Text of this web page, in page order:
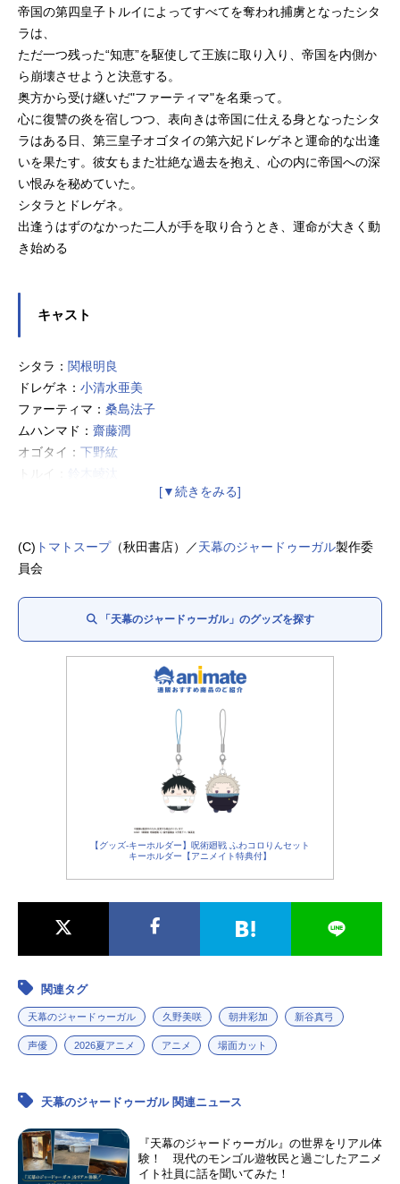
帝国の第四皇子トルイによってすべてを奪われ捕虜となったシタ
ラは、
ただ一つ残った“知恵”を駆使して王族に取り入り、帝国を内側か
ら崩壊させようと決意する。
奥方から受け継いだ"ファーティマ"を名乗って。
心に復讐の炎を宿しつつ、表向きは帝国に仕える身となったシタ
ラはある日、第三皇子オゴタイの第六妃ドレゲネと運命的な出逢
いを果たす。彼女もまた壮絶な過去を抱え、心の内に帝国への深
い恨みを秘めていた。
シタラとドレゲネ。
出逢うはずのなかった二人が手を取り合うとき、運命が大きく動
き始める
キャスト
シタラ： 関根明良
ドレゲネ： 小清水亜美
ファーティマ： 桑島法子
ムハンマド： 齋藤潤
オゴタイ： 下野紘
トルイ：
野島健児
キルギスタニ：新谷真弓
チンギス・カン：玉鷲関
モンゴル兵士：玉正鳳関
(C) トマトスープ（秋田書店）／天幕のジャードゥーガル製作委
員会
「天幕のジャードゥーガル」のグッズを探す
【グッズ-キーホルダー】呪術廻戦 ふわコロりんセット
キーホルダー【アニメイト特典付】
関連タグ
天幕のジャードゥーガル 久野美咲 朝井彩加 新谷真弓
声優 2026夏アニメ アニメ 場面カット
天幕のジャードゥーガル 関連ニュース
『天幕のジャードゥーガル』の世界をリアル体
験！ 現代のモンゴル遊牧民と過ごしたアニメ
イト社員に話を聞いてみた！